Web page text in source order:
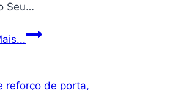
Seu…
AUTOCONFIANÇA:
Mais